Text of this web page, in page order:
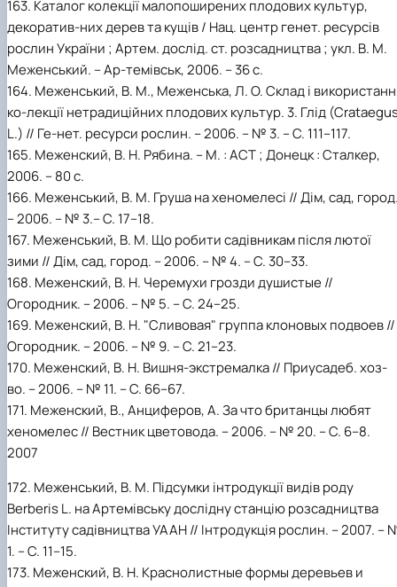
163. Каталог колекції малопоширених плодових культур,
декоратив-них дерев та кущів / Нац. центр генет. ресурсів
рослин України ; Артем. дослід. ст. розсадництва ; укл. В. М.
Меженський. – Ар-темівськ, 2006. – 36 с.
164. Меженський, В. М., Меженська, Л. О. Склад і
ко-лекції нетрадиційних плодових культур. 3. Глід
L.) // Ге-нет. ресурси рослин. – 2006. – № 3. – С. 111–117.
165. Меженский, В. Н. Рябина. – М. : АСТ ; Донецк : Сталкер,
2006. – 80 с.
166. Меженський, В. М. Груша на хеномелесі // Дім, сад,
– 2006. – № 3.– С. 17–18.
167. Меженський, В. М. Що робити садівникам після лютої
зими // Дім, сад, город. – 2006. – № 4. – С. 30–33.
168. Меженский, В. Н. Черемухи грозди душистые //
Огородник. – 2006. – № 5. – С. 24–25.
169. Меженский, В. Н. "Сливовая" группа клоновых подвоев //
Огородник. – 2006. – № 9. – С. 21–23.
170. Меженский, В. Н. Вишня-экстремалка // Приусадеб. хоз-
во. – 2006. – № 11. – С. 66–67.
171. Меженский, В., Анциферов, А. За что британцы любят
хеномелес // Вестник цветовода. – 2006. – № 20. – С. 6–8.
2007
172. Меженський, В. М. Підсумки інтродукції видів роду
Berberis L. на Артемівську дослідну станцію розсадництва
Інституту садівництва УААН // Інтродукція рослин. – 2007. –
1. – С. 11–15.
173. Меженский, В. Н. Краснолистные формы деревьев и